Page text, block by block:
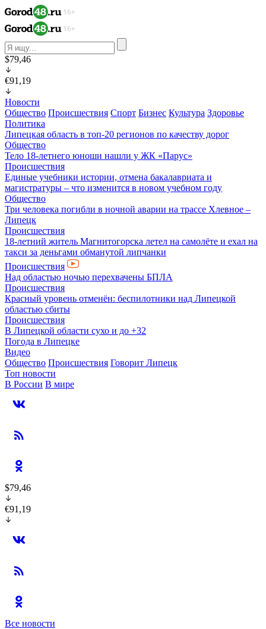
$79,46
€91,19
Новости
Общество Происшествия Спорт Бизнес Культура Здоровье
Политика
Липецкая область в топ-20 регионов по качеству дорог
Общество
Тело 18-летнего юноши нашли у ЖК «Парус»
Происшествия
Единые учебники истории, отмена бакалавриата и
магистратуры – что изменится в новом учебном году
Общество
Три человека погибли в ночной аварии на трассе Хлевное –
Липецк
Происшествия
18-летний житель Магнитогорска летел на самолёте и ехал на
такси за деньгами обманутой липчанки
Происшествия
Над областью ночью перехвачены БПЛА
Происшествия
Красный уровень отменён: беспилотники над Липецкой
областью сбиты
Происшествия
В Липецкой области сухо и до +32
Погода в Липецке
Видео
Общество Происшествия Говорит Липецк
Топ новости
В России В мире
$79,46
€91,19
Все новости